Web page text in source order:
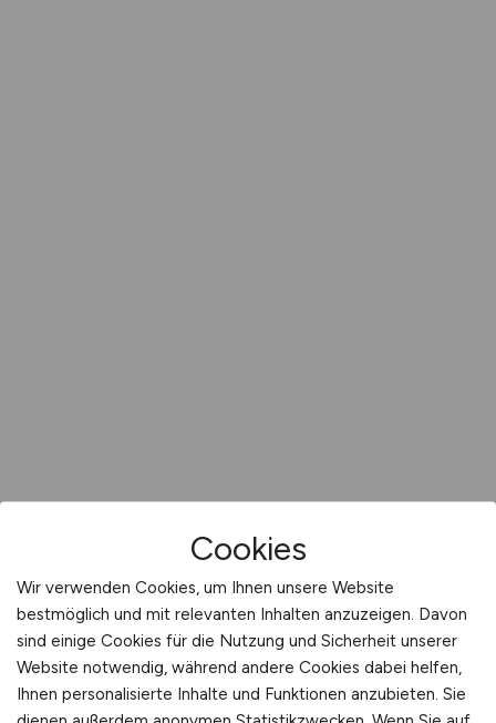
Cookies
Wir verwenden Cookies, um Ihnen unsere Website
bestmöglich und mit relevanten Inhalten anzuzeigen. Davon
sind einige Cookies für die Nutzung und Sicherheit unserer
Website notwendig, während andere Cookies dabei helfen,
Ihnen personalisierte Inhalte und Funktionen anzubieten. Sie